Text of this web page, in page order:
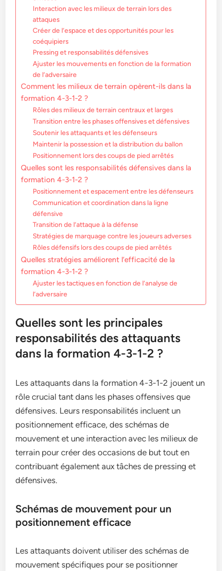
Interaction avec les milieux de terrain lors des
attaques
Créer de l’espace et des opportunités pour les
coéquipiers
Pressing et responsabilités défensives
Ajuster les mouvements en fonction de la formation
de l’adversaire
Comment les milieux de terrain opèrent-ils dans la
formation 4-3-1-2 ?
Rôles des milieux de terrain centraux et larges
Transition entre les phases offensives et défensives
Soutenir les attaquants et les défenseurs
Maintenir la possession et la distribution du ballon
Positionnement lors des coups de pied arrêtés
Quelles sont les responsabilités défensives dans la
formation 4-3-1-2 ?
Positionnement et espacement entre les défenseurs
Communication et coordination dans la ligne
défensive
Transition de l’attaque à la défense
Stratégies de marquage contre les joueurs adverses
Rôles défensifs lors des coups de pied arrêtés
Quelles stratégies améliorent l’efficacité de la
formation 4-3-1-2 ?
Ajuster les tactiques en fonction de l’analyse de
l’adversaire
Quelles sont les principales
responsabilités des attaquants
dans la formation 4-3-1-2 ?
Les attaquants dans la formation 4-3-1-2 jouent un
rôle crucial tant dans les phases offensives que
défensives. Leurs responsabilités incluent un
positionnement efficace, des schémas de
mouvement et une interaction avec les milieux de
terrain pour créer des occasions de but tout en
contribuant également aux tâches de pressing et
défensives.
Schémas de mouvement pour un
positionnement efficace
Les attaquants doivent utiliser des schémas de
mouvement spécifiques pour se positionner